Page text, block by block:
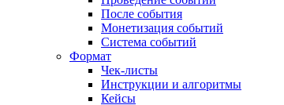
После события
Монетизация событий
Система событий
Формат
Чек-листы
Инструкции и алгоритмы
Кейсы